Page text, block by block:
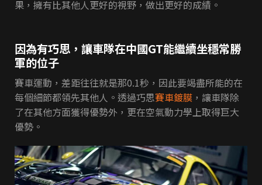
果，擁有比其他人更好的視野，做出更好的成績。
因為有巧思，讓車隊在中國GT能繼續坐穩常勝
軍的位子
賽車運動，差距往往就是那0.1秒，因此要竭盡所能的在
每個細節都領先其他人。透過巧思賽車鍍膜 ，讓車隊除
了在其他方面獲得優勢外，更在空氣動力學上取得巨大
優勢。